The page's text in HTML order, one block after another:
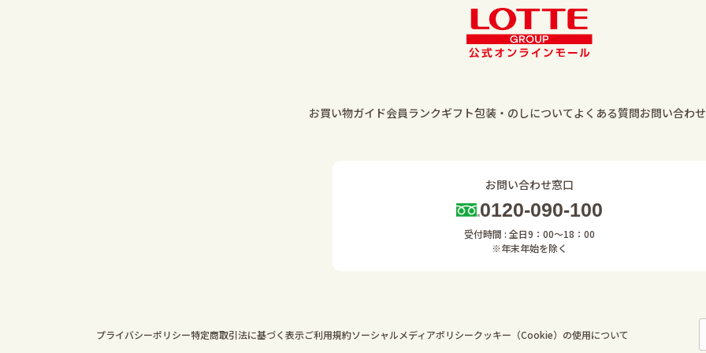
お買い物ガイド会員ランクギフト包装・のしについてよくある質問お問い合わせ
お問い合わせ窓口
0120-090-100
受付時間 : 全日9：00～18：00
※年末年始を除く
プライバシーポリシー特定商取引法に基づく表示ご利用規約ソーシャルメディアポリシークッキー（Cookie）の使用について